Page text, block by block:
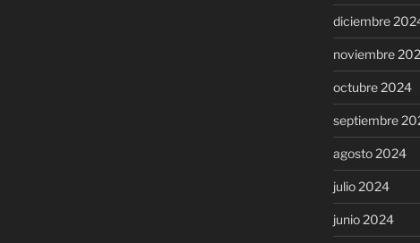
diciembre
noviembre
octubre 2024
septiembre
agosto 2024
julio 2024
junio 2024